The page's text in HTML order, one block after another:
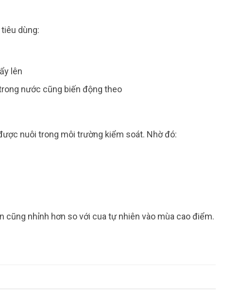
dùng:
lên
nước cũng biến động theo
nuôi trong môi trường kiểm soát. Nhờ đó:
cũng nhỉnh hơn so với cua tự nhiên vào mùa cao điểm.